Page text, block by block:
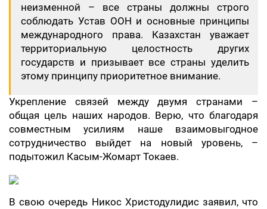
неизменной – все страны должны строго
соблюдать Устав ООН и основные принципы
международного права. Казахстан уважает
территориальную целостность других
государств и призывает все страны уделить
этому принципу приоритетное внимание.
Укрепление связей между двумя странами –
общая цель наших народов. Верю, что благодаря
совместным усилиям наше взаимовыгодное
сотрудничество выйдет на новый уровень, –
подытожил Касым-Жомарт Токаев.
​В свою очередь Никос Христодулидис заявил, что